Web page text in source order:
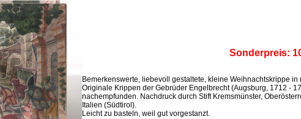
Sonderpreis:
Bemerkenswerte, liebevoll gestaltete, kleine Weihnachtskrippe
Originale Krippen der Gebrüder Engelbrecht (Augsburg, 1712 -
nachempfunden. Nachdruck durch Stift Kremsmünster,
Italien (Südtirol).
Leicht zu basteln, weil gut vorgestanzt.